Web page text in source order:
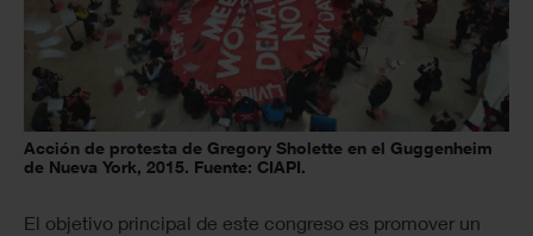
Acción de protesta de Gregory Sholette en el Guggenheim
de Nueva York, 2015. Fuente: CIAPI.
El objetivo principal de este congreso es promover un